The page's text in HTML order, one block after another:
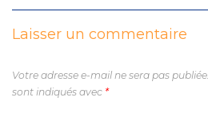
Laisser un commentaire
Votre adresse e-mail ne sera pas publiée.
sont indiqués avec *